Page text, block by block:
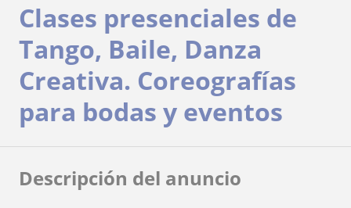
Clases presenciales de
Tango, Baile, Danza
Creativa. Coreografías
para bodas y eventos
Descripción del anuncio